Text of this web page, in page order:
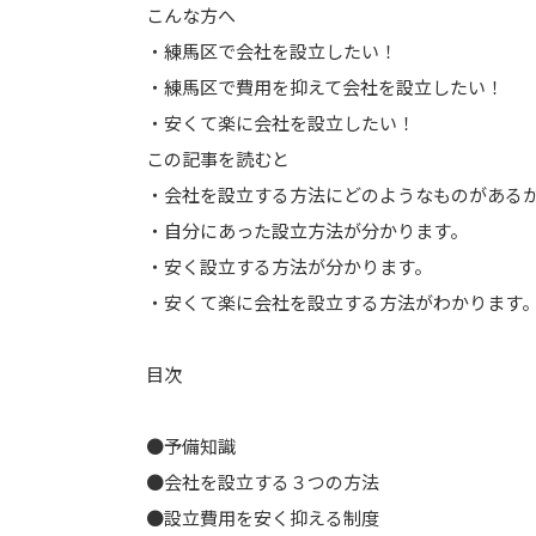
こんな方へ
・練馬区で会社を設立したい！
・練馬区で費用を抑えて会社を設立したい！
・安くて楽に会社を設立したい！
この記事を読むと
・会社を設立する方法にどのようなものがある
・自分にあった設立方法が分かります。
・安く設立する方法が分かります。
・安くて楽に会社を設立する方法がわかります。
目次
●予備知識
●会社を設立する３つの方法
●設立費用を安く抑える制度